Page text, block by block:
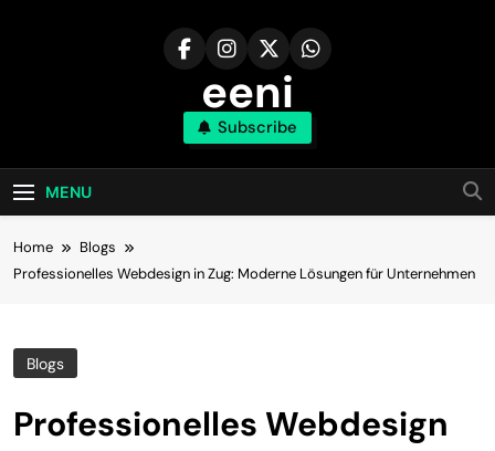
eeni
Subscribe
MENU
Home
Blogs
Professionelles Webdesign in Zug: Moderne Lösungen für Unternehmen
Blogs
Professionelles Webdesign